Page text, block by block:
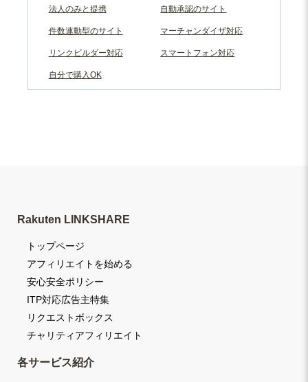
法人のみと提携 自動承認のサイト
件数連動型のサイト マーチャンダイザ対応
リンクビルダー対応 スマートフォン対応
自分で購入OK
Rakuten LINKSHARE
トップページ
アフィリエイトを始める
安心安全ポリシー
ITP対応広告主特集
リクエストボックス
チャリティアフィリエイト
各サービス紹介